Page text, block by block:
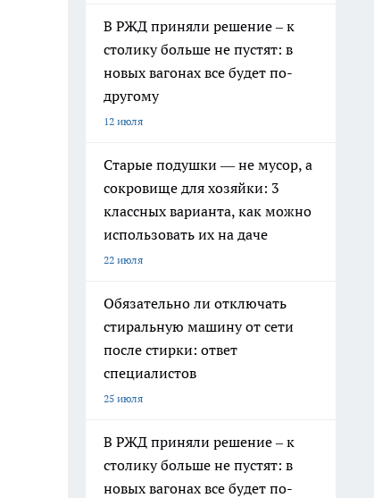
В РЖД приняли решение – к
столику больше не пустят: в
новых вагонах все будет по-
другому
12 июля
Старые подушки — не мусор, а
сокровище для хозяйки: 3
классных варианта, как можно
использовать их на даче
22 июля
Обязательно ли отключать
стиральную машину от сети
после стирки: ответ
специалистов
25 июля
В РЖД приняли решение – к
столику больше не пустят: в
новых вагонах все будет по-